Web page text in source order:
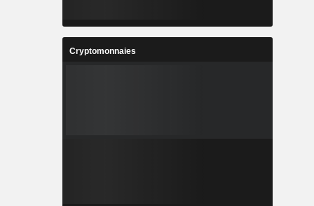
Cryptomonnaies